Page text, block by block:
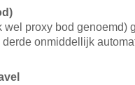
wel proxy bod genoemd)
onmiddellijk